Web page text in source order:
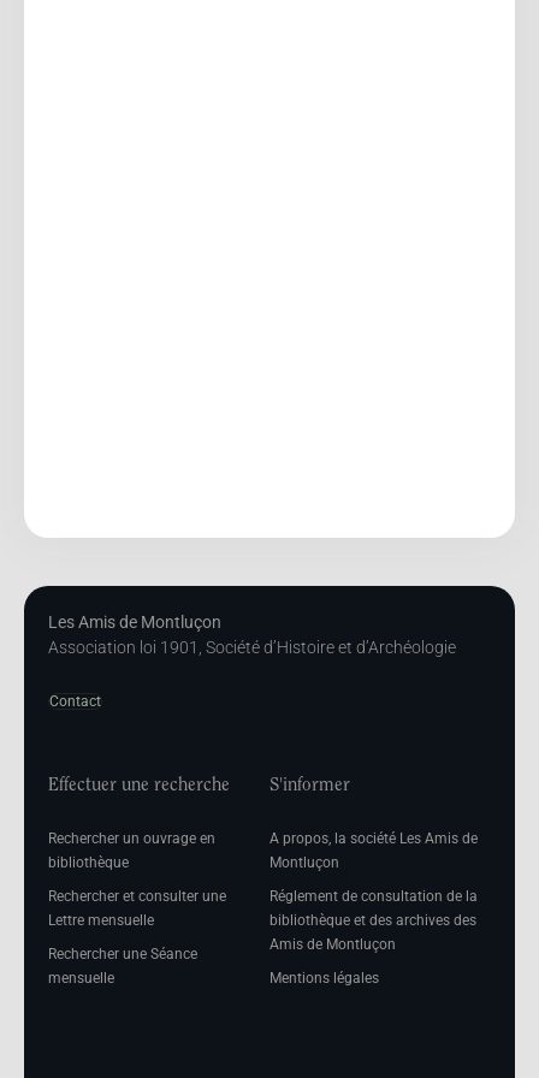
Les Amis de Montluçon
Association loi 1901, Société d’Histoire et d’Archéologie
Contact
Effectuer une recherche
Rechercher un ouvrage en
bibliothèque
Rechercher et consulter une
Lettre mensuelle
Rechercher une Séance
mensuelle
S'informer
A propos, la société Les Amis de
Montluçon
Réglement de consultation de la
bibliothèque et des archives des
Amis de Montluçon
Mentions légales